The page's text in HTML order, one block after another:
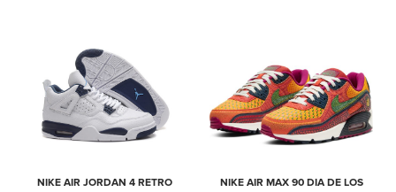
NIKE AIR JORDAN 4 RETRO
NIKE AIR MAX 90 DIA DE LOS